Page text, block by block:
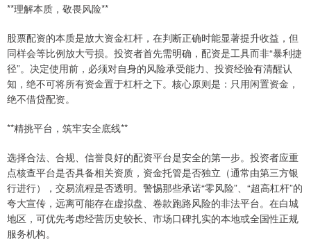
**理解本质，敬畏风险**
股票配资的本质是放大资金杠杆，在判断正确时能显著提升收益，但
同样会等比例放大亏损。投资者首先需明确，配资是工具而非“暴利捷
径”。决定使用前，必须对自身的风险承受能力、投资经验有清醒认
知，绝不可将所有资金置于杠杆之下。核心原则是：只用闲置资金，
绝不借贷配资。
**精挑平台，筑牢安全底线**
选择合法、合规、信誉良好的配资平台是安全的第一步。投资者应重
点核查平台是否具备相关资质，资金托管是否独立（通常由第三方银
行进行），交易流程是否透明。警惕那些承诺“零风险”、“超高杠杆”的
夸大宣传，远离可能存在虚拟盘、卷款跑路风险的非法平台。在白城
地区，可优先考虑经营历史较长、市场口碑扎实的本地或全国性正规
服务机构。